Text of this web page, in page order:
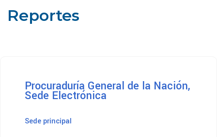
Reportes
Procuraduría General de la Nación,
Sede Electrónica
Sede principal